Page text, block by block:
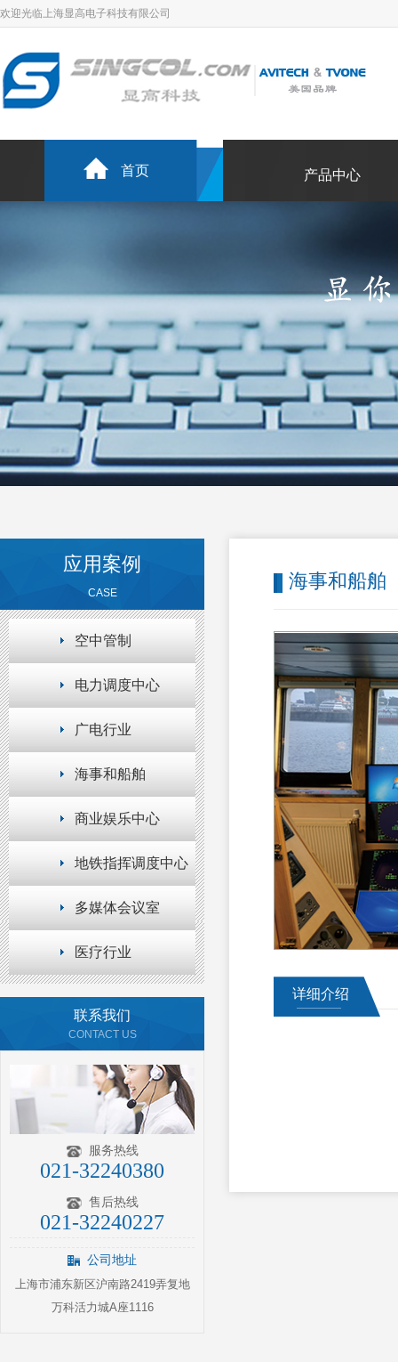
欢迎光临上海显高电子科技有限公司
首页 产品中心
应用案例
CASE
空中管制
电力调度中心
广电行业
海事和船舶
商业娱乐中心
地铁指挥调度中心
多媒体会议室
医疗行业
联系我们
CONTACT US
服务热线
021-32240380
售后热线
021-32240227
公司地址
上海市浦东新区沪南路2419弄复地
万科活力城A座1116
海事和船舶
详细介绍